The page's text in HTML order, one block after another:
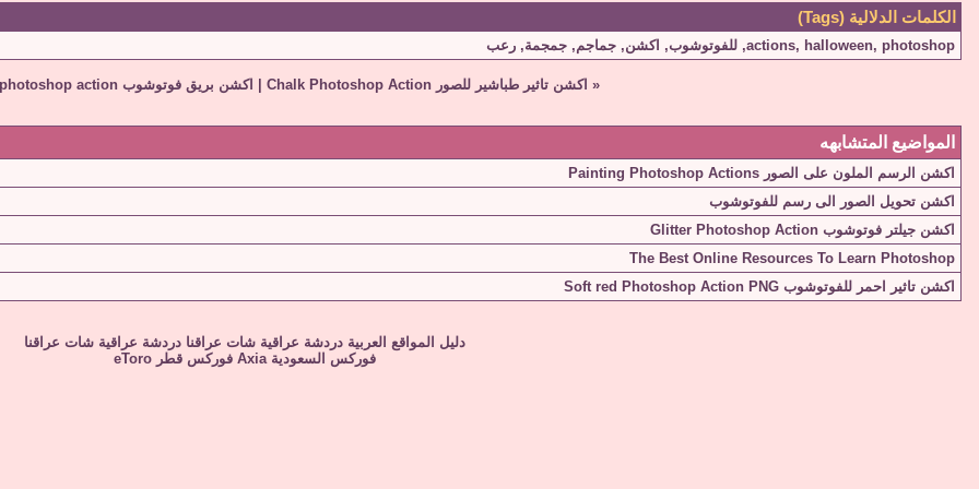
الكلمات الدلالية (Tags)
actions, halloween, photoshop
, للفوتوشوب, اكشن, جماجم, جمجمة, رعب
« اكشن تاثير طباشير للصور Chalk Photoshop Action اكشن بريق فوتوشوب Sparkle effect photoshop action
المواضيع المتشابهه
اكشن الرسم الملون على الصور Painting Photoshop Actions
اكشن تحويل الصور الى رسم للفوتوشوب
اكشن جيلتر فوتوشوب Glitter Photoshop Action
The Best Online Resources To Learn Photoshop
اكشن تاثير احمر للفوتوشوب Soft red Photoshop Action PNG
دليل المواقع العربية دردشة عراقية شات عراقنا دردشة عراقية شات عراقنا
فوركس السعودية Axia فوركس قطر eToro